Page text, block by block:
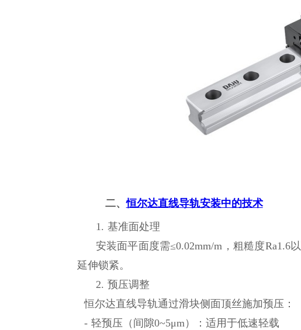
二、恒尔达直线导轨安装中的技术
1. 基准面处理
安装面平面度需≤0.02mm/m，粗糙度Ra1.6
延伸锁紧。
2. 预压调整
恒尔达直线导轨通过滑块侧面顶丝施加预压：
- 轻预压（间隙0~5μm）：适用于低速轻载